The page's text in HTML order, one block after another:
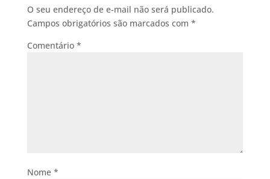
O seu endereço de e-mail não será publicado.
Campos obrigatórios são marcados com *
Comentário *
Nome *